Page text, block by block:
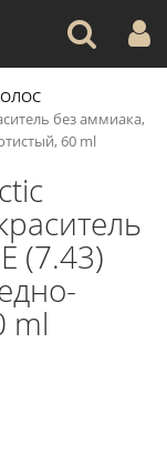
без аммиака,
60 ml
(7.43)
ml